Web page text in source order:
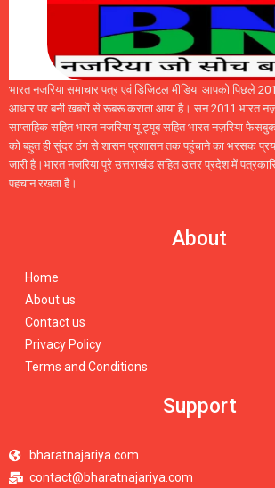
भारत नजरिया समाचार पत्र एवं डिजिटल मीडिया आपको पिछले
आधार पर बनी खबरों से रूबरू कराता आया है। सन 2011 भारत
साप्ताहिक सहित भारत नजरिया यू ट्यूब सहित भारत नज़रिया
को बहुत ही सुंदर ठंग से शासन प्रशासन तक पहुंचाने का भरसक
जारी है।भारत नजरिया पूरे उत्तराखंड सहित उत्तर प्रदेश में
पहचान रखता है।
About
Home
About us
Contact us
Privacy Policy
Terms and Conditions
Support
bharatnajariya.com
contact@bharatnajariya.com